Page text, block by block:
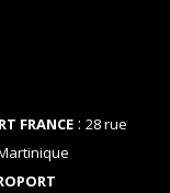
FRANCE: 28 rue